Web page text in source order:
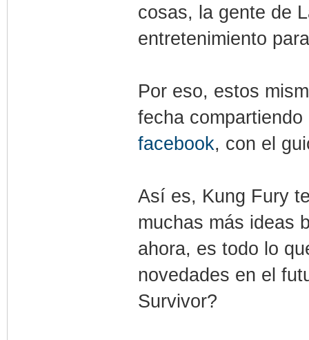
cosas, la gente de
entretenimiento
Por eso, estos
fecha
facebook, con el
Así es, Kung Fury
muchas más ideas
ahora, es todo lo
novedades en el
Survivor?